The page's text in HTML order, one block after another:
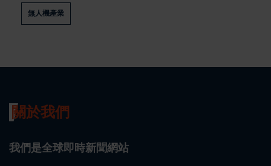
無人機產業
關於我們
我們是全球即時新聞網站